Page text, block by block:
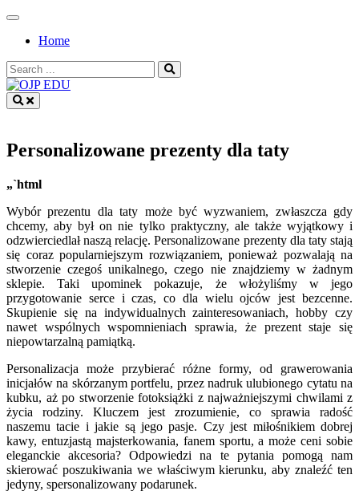
Skip
contentHome
Search
for:
Personalizowane prezenty dla taty
„`html
Wybór prezentu dla taty może być wyzwaniem, zwłaszcza gdy
chcemy, aby był on nie tylko praktyczny, ale także wyjątkowy i
odzwierciedlał naszą relację. Personalizowane prezenty dla taty stają
się coraz popularniejszym rozwiązaniem, ponieważ pozwalają na
stworzenie czegoś unikalnego, czego nie znajdziemy w żadnym
sklepie. Taki upominek pokazuje, że włożyliśmy w jego
przygotowanie serce i czas, co dla wielu ojców jest bezcenne.
Skupienie się na indywidualnych zainteresowaniach, hobby czy
nawet wspólnych wspomnieniach sprawia, że prezent staje się
niepowtarzalną pamiątką.
Personalizacja może przybierać różne formy, od grawerowania
inicjałów na skórzanym portfelu, przez nadruk ulubionego cytatu na
kubku, aż po stworzenie fotoksiążki z najważniejszymi chwilami z
życia rodziny. Kluczem jest zrozumienie, co sprawia radość
naszemu tacie i jakie są jego pasje. Czy jest miłośnikiem dobrej
kawy, entuzjastą majsterkowania, fanem sportu, a może ceni sobie
eleganckie akcesoria? Odpowiedzi na te pytania pomogą nam
skierować poszukiwania we właściwym kierunku, aby znaleźć ten
jedyny, spersonalizowany podarunek.